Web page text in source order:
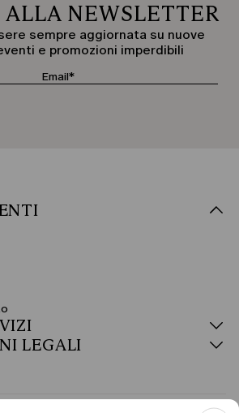
NEWSLETTER
sempre aggiornata su nuove
e promozioni imperdibili
LEGALI